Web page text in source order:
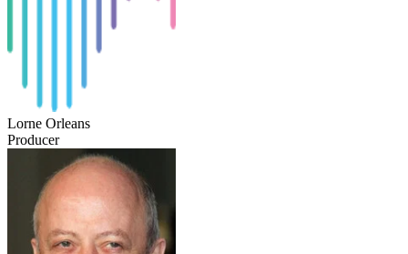
Lorne Orleans
Producer